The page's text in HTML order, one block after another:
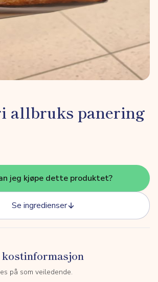
allbruks panering
jeg kjøpe dette produktet?
Se ingredienser
på som veiledende.